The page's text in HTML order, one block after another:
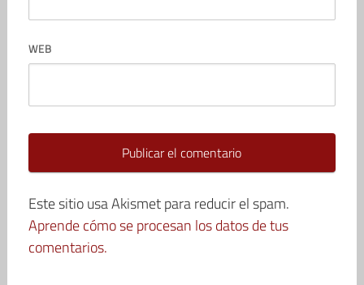
WEB
Este sitio usa Akismet para reducir el spam.
Aprende cómo se procesan los datos de tus
comentarios.